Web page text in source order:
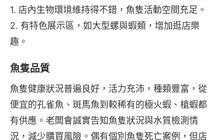
1. 店內生物環境維持得不錯，魚隻活動空間充足。
2. 有特色展示區，如大型螺與蝦類，增加逛店樂
趣。
魚隻品質
魚隻健康狀況普遍良好，活力充沛，種類豐富，從
便宜的孔雀魚、斑馬魚到較稀有的極火蝦、槍蝦都
有供應。老闆會誠實告知魚隻狀況與水質檢測情
況，減少購買風險。偶有個別魚隻死亡案例，但店